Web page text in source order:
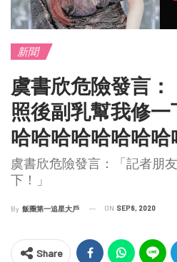
新聞
虞書欣危險發言
照後副乳幫我修
哈哈哈哈哈哈哈哈
虞書欣危險發言：「記者朋
下！」
By 飯圈第一追星大戶 ON SEP 8, 2020
Share